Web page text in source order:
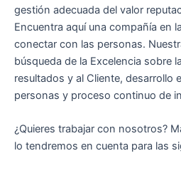
gestión adecuada del valor
Encuentra aquí una compañía en
conectar con las personas.
búsqueda de la Excelencia sobre
resultados y al Cliente, desarrollo
personas y proceso continuo de
¿Quieres trabajar con nosotros?
lo tendremos en cuenta para las